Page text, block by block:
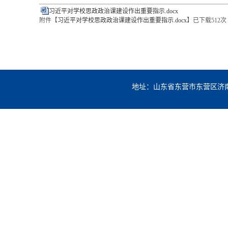
习近平对学校思政政治课建设作出重要指示.docx
附件【习近平对学校思政政治课建设作出重要指示.docx】 已下载512次
地址：山东省东营市东营区